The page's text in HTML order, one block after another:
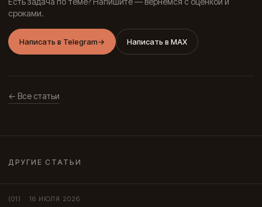
сроками.
Написать в Telegram→ Написать в MAX
← Все статьи
ДРУГИЕ СТАТЬИ
(01) 16 ИЮЛЯ 2026